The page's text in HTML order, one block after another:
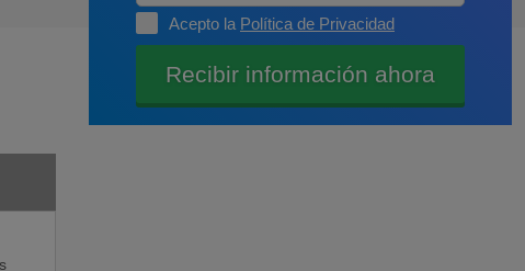
Acepto la Política de Privacidad